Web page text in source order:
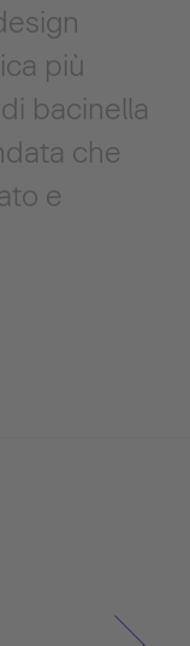
più
bacinella
che
e